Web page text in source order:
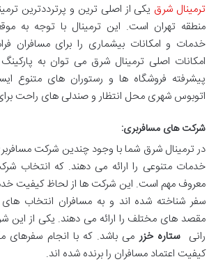
ترمینال شرق یکی از اصلی ترین و پرترددترین
منطقه تهران است. این ترمینال با توجه به
خدمات و امکانات بیشماری را برای مسافران
امکانات اصلی ترمینال شرق می توان به
پیشرفته فروشگاه ها و رستوران های متنوع
اتوبوس شهری محل انتظار و صندلی های راحت
شرکت های مسافربری:
در ترمینال شرق شما با وجود چندین شرکت
خدمات متنوعی را ارائه می دهند. که انتخاب
معروف مهم است. این شرکت ها از لحاظ کیفیت
سفر شناخته شده اند و به مسافران انتخاب
مقصد های مختلف را ارائه می دهند. یکی از
رانیستاره خزرمی باشد. که با انجام سفرهای
کیفیت اعتماد مسافران را برنده شده اند.